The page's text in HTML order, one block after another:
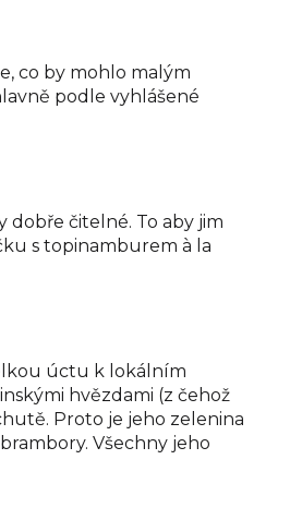
co by mohlo malým
podle vyhlášené
čitelné. To aby jim
s topinamburem à la
úctu k lokálním
hvězdami (z čehož
Proto je jeho zelenina
Všechny jeho